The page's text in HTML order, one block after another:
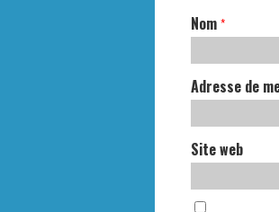
Nom *
Adresse de
Site web